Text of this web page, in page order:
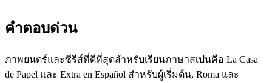
คำตอบด่วน
ภาพยนตร์และซีรีส์ที่ดีที่สุดสำหรับเรียนภาษาสเปนคือ La Casa
de Papel และ Extra en Español สำหรับผู้เริ่มต้น, Roma และ